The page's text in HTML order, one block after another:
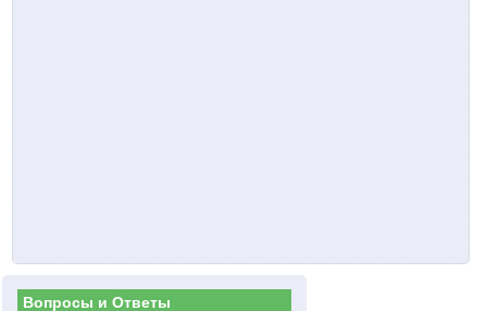
Вопросы и Ответы